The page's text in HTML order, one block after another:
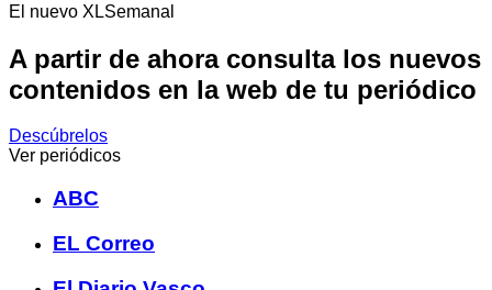
El nuevo XLSemanal
A partir de ahora consulta los nuevos
contenidos en la web de tu periódico
Descúbrelos
Ver periódicos
ABC
EL Correo